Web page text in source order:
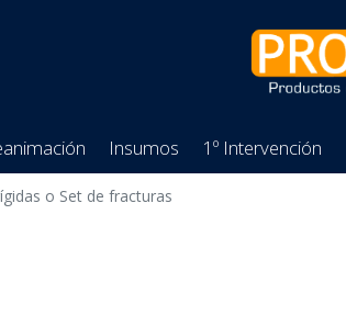
Insumos 1º Intervención
o Set de fracturas